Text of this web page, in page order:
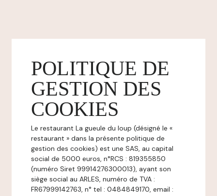
POLITIQUE DE
GESTION DES
COOKIES
Le restaurant La gueule du loup (désigné le «
restaurant » dans la présente politique de
gestion des cookies) est une SAS, au capital
social de 5000 euros, n°RCS : 819355850
(numéro Siret 99914276300013), ayant son
siège social au ARLES, numéro de TVA :
FR67999142763, n° tel : 0484849170, email :